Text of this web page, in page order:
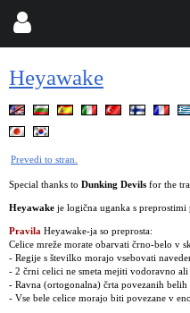
Heyawake
Prevedi to stran.
Special thanks to Dunking Devils for the
Heyawake je logična uganka s
Pravila Heyawake-ja so preprosta:
Celice mreže morate obarvati črno-belo v
- Regije s številko morajo vsebovati
- 2 črni celici ne smeta mejiti vodoravno ali
- Ravna (ortogonalna) črta povezanih belih
- Vse bele celice morajo biti povezane v